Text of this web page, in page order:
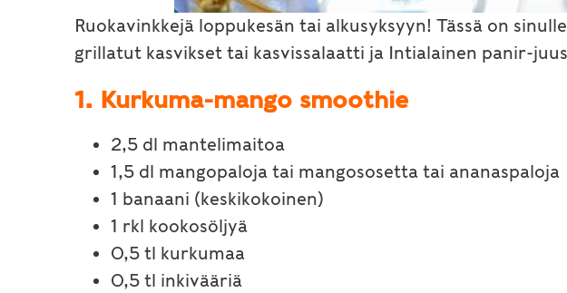
Ruokavinkkejä loppukesän tai alkusyksyyn! Tässä on
grillatut kasvikset tai kasvissalaatti ja Intialainen panir-
1. Kurkuma-mango smoothie
2,5 dl mantelimaitoa
1,5 dl mangopaloja tai mangososetta tai ananaspaloja
1 banaani (keskikokoinen)
1 rkl kookosöljyä
0,5 tl kurkumaa
0,5 tl inkivääriä